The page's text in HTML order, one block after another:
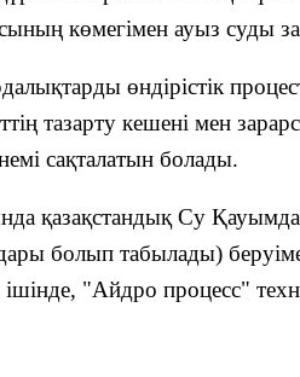
көмегімен ауыз суды
өндірістік
тазарту кешені мен
сақталатын болады.
қазақстандық Су
болып табылады)
"Айдро процесс"